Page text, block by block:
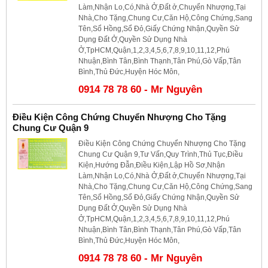
Làm,Nhận Lo,Có,Nhà Ở,Đất ở,Chuyển Nhượng,Tại
Nhà,Cho Tặng,Chung Cư,Căn Hộ,Công Chứng,Sang
Tên,Sổ Hồng,Sổ Đỏ,Giấy Chứng Nhận,Quyền Sử
Dụng Đất Ở,Quyền Sử Dụng Nhà
Ở,TpHCM,Quận,1,2,3,4,5,6,7,8,9,10,11,12,Phú
Nhuận,Bình Tân,Bình Thạnh,Tân Phú,Gò Vấp,Tân
Bình,Thủ Đức,Huyện Hóc Môn,
0914 78 78 60 - Mr Nguyên
Điều Kiện Công Chứng Chuyển Nhượng Cho Tặng
Chung Cư Quận 9
Điều Kiện Công Chứng Chuyển Nhượng Cho Tặng
Chung Cư Quận 9,Tư Vấn,Quy Trình,Thủ Tục,Điều
Kiện,Hướng Đẫn,Điều Kiện,Lập Hồ Sơ,Nhận
Làm,Nhận Lo,Có,Nhà Ở,Đất ở,Chuyển Nhượng,Tại
Nhà,Cho Tặng,Chung Cư,Căn Hộ,Công Chứng,Sang
Tên,Sổ Hồng,Sổ Đỏ,Giấy Chứng Nhận,Quyền Sử
Dụng Đất Ở,Quyền Sử Dụng Nhà
Ở,TpHCM,Quận,1,2,3,4,5,6,7,8,9,10,11,12,Phú
Nhuận,Bình Tân,Bình Thạnh,Tân Phú,Gò Vấp,Tân
Bình,Thủ Đức,Huyện Hóc Môn,
0914 78 78 60 - Mr Nguyên